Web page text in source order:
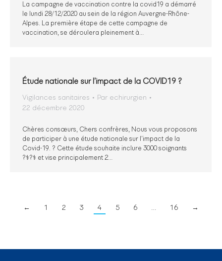
La campagne de vaccination contre la covid19 a démarré
le lundi 28/12/2020 au sein de la région Auvergne-Rhône-
Alpes. La première étape de cette campagne de
vaccination, se déroulera pleinement à…
Étude nationale sur l’impact de la COVID19 ?
Vigilances sanitaires Par echirurgien
22 décembre 2020
Chères consœurs, Chers confrères, Nous vous proposons
de participer à une étude nationale sur l’impact de la
Covid-19. ? Cette étude souhaite inclure 3000 soignants
?‍⚕️?‍⚕️ et vise principalement 2…
← 1 2 3 4 5 6 … 16 →